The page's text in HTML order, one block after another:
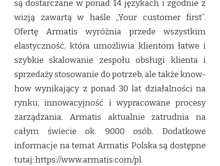
są dostarczane w ponad 14 językach i zgodnie z
wizją zawartą w haśle „Your customer first”.
Ofertę Armatis wyróżnia przede wszystkim
elastyczność, która umożliwia klientom łatwe i
szybkie skalowanie zespołu obsługi klienta i
sprzedaży stosowanie do potrzeb, ale także know-
how wynikający z ponad 30 lat działalności na
rynku, innowacyjność i wypracowane procesy
zarządzania. Armatis aktualnie zatrudnia na
całym świecie ok. 9000 osób. Dodatkowe
informacje na temat Armatis Polska są dostępne
tutaj: https://www.armatis.com/pl.